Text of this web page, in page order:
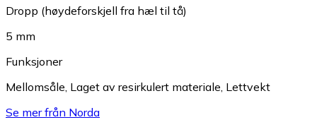
Dropp (høydeforskjell fra hæl til tå)
5 mm
Funksjoner
Mellomsåle, Laget av resirkulert materiale, Lettvekt
Se mer från Norda